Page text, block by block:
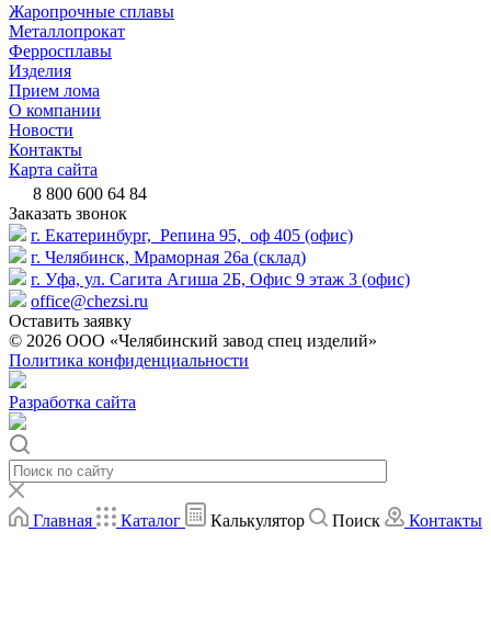
Жаропрочные сплавы
Металлопрокат
Ферросплавы
Изделия
Прием лома
О компании
Новости
Контакты
Карта сайта
8 800 600 64 84
Заказать звонок
г. Екатеринбург, Репина 95, оф 405 (офис)
г. Челябинск, Мраморная 26а (склад)
г. Уфа, ул. Сагита Агиша 2Б, Офис 9 этаж 3 (офис)
office@chezsi.ru
Оставить заявку
© 2026 ООО «Челябинский завод спец изделий»
Политика конфиденциальности
Разработка сайта
Главная Каталог Калькулятор Поиск Контакты